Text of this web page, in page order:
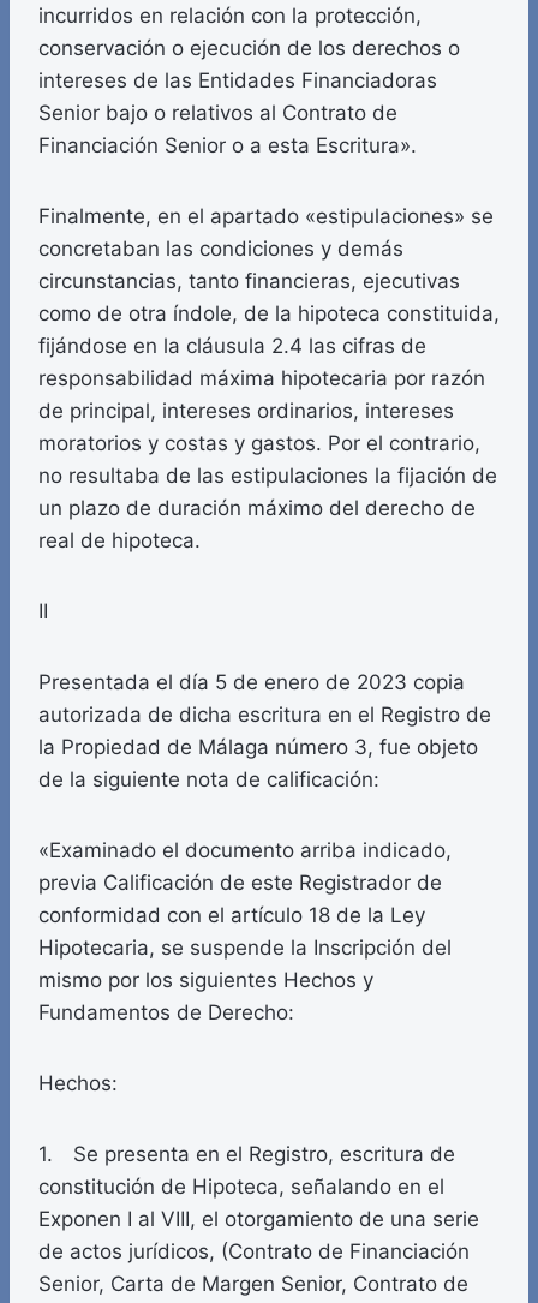
incurridos en relación con la protección,
conservación o ejecución de los derechos o
intereses de las Entidades Financiadoras
Senior bajo o relativos al Contrato de
Financiación Senior o a esta Escritura».
Finalmente, en el apartado «estipulaciones» se
concretaban las condiciones y demás
circunstancias, tanto financieras, ejecutivas
como de otra índole, de la hipoteca constituida,
fijándose en la cláusula 2.4 las cifras de
responsabilidad máxima hipotecaria por razón
de principal, intereses ordinarios, intereses
moratorios y costas y gastos. Por el contrario,
no resultaba de las estipulaciones la fijación de
un plazo de duración máximo del derecho de
real de hipoteca.
II
Presentada el día 5 de enero de 2023 copia
autorizada de dicha escritura en el Registro de
la Propiedad de Málaga número 3, fue objeto
de la siguiente nota de calificación:
«Examinado el documento arriba indicado,
previa Calificación de este Registrador de
conformidad con el artículo 18 de la Ley
Hipotecaria, se suspende la Inscripción del
mismo por los siguientes Hechos y
Fundamentos de Derecho:
Hechos:
1. Se presenta en el Registro, escritura de
constitución de Hipoteca, señalando en el
Exponen I al VIII, el otorgamiento de una serie
de actos jurídicos, (Contrato de Financiación
Senior, Carta de Margen Senior, Contrato de